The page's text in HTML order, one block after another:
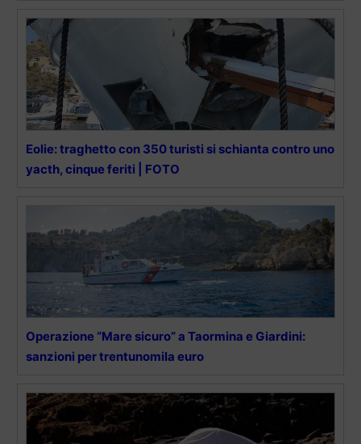
Eolie: traghetto con 350 turisti si schianta contro uno
yacth, cinque feriti | FOTO
Operazione “Mare sicuro” a Taormina e Giardini:
sanzioni per trentunomila euro